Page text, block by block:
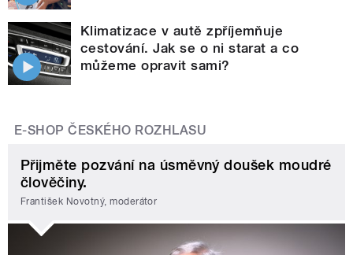
Klimatizace v autě zpříjemňuje
cestování. Jak se o ni starat a co
můžeme opravit sami?
E-SHOP ČESKÉHO ROZHLASU
Přijměte pozvání na úsměvný doušek moudré
člověčiny.
František Novotný, moderátor